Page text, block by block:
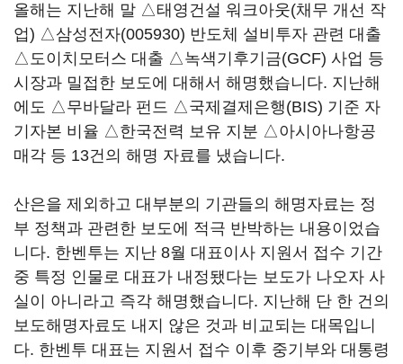
올해는 지난해 말 △태영건설 워크아웃(채무 개선 작
업) △삼성전자(005930) 반도체 설비투자 관련 대출
△도이치모터스 대출 △녹색기후기금(GCF) 사업 등
시장과 밀접한 보도에 대해서 해명했습니다. 지난해
에도 △무바달라 펀드 △국제결제은행(BIS) 기준 자
기자본 비율 △한국전력 보유 지분 △아시아나항공
매각 등 13건의 해명 자료를 냈습니다.
산은을 제외하고 대부분의 기관들의 해명자료는 정
부 정책과 관련한 보도에 적극 반박하는 내용이었습
니다. 한벤투는 지난 8월 대표이사 지원서 접수 기간
중 특정 인물로 대표가 내정됐다는 보도가 나오자 사
실이 아니라고 즉각 해명했습니다. 지난해 단 한 건의
보도해명자료도 내지 않은 것과 비교되는 대목입니
다. 한벤투 대표는 지원서 접수 이후 중기부와 대통령